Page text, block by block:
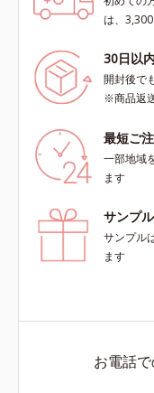
は、
30日以
開封後で
※商品返
最短ご
一部地域
ます
サンプ
サンプル
ます
お電話